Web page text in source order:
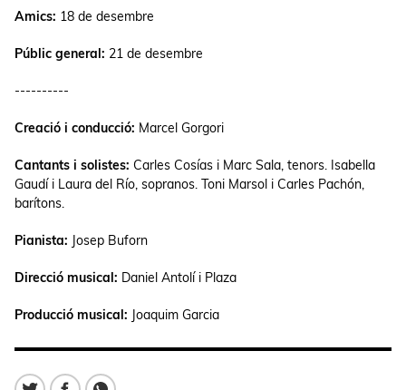
Amics: 18 de desembre
Públic general: 21 de desembre
----------
Creació i conducció: Marcel Gorgori
Cantants i solistes: Carles Cosías i Marc Sala, tenors. Isabella
Gaudí i Laura del Río, sopranos. Toni Marsol i Carles Pachón,
barítons.
Pianista: Josep Buforn
Direcció musical: Daniel Antolí i Plaza
Producció musical: Joaquim Garcia